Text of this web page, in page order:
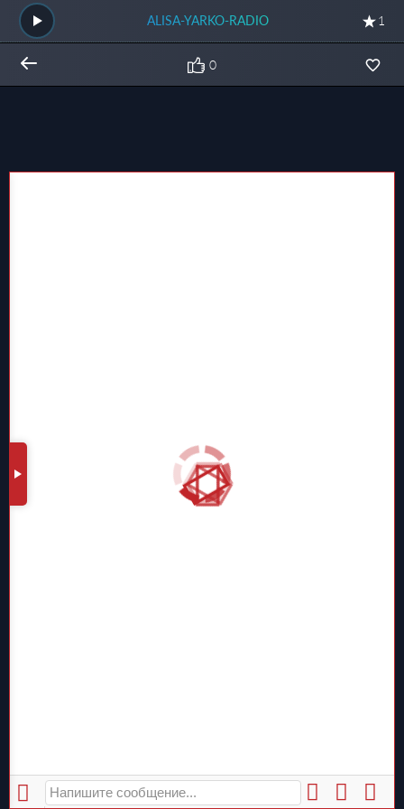
ALISA-YARKO-RADIO 1
0